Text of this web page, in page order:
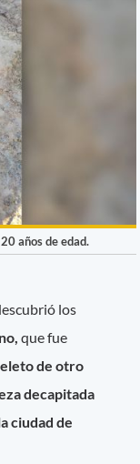
años de edad.
los
que fue
de otro
decapitada
ciudad de